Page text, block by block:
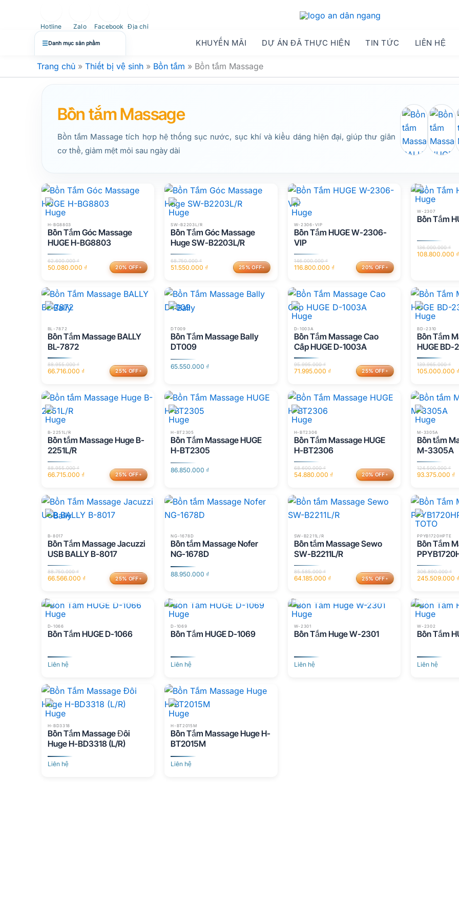
☰Danh mục sản phẩm
Hotline Zalo Facebook Địa chỉ
KHUYẾN MÃI DỰ ÁN ĐÃ THỰC HIỆN TIN TỨC LIÊN HỆ
Trang chủ » Thiết bị vệ sinh » Bồn tắm » Bồn tắm Massage
Bồn tắm Massage
Bồn tắm Massage tích hợp hệ thống sục nước, sục khí và kiểu dáng hiện đại, giúp thư giãn
cơ thể, giảm mệt mỏi sau ngày dài
H-BG8803
Bồn Tắm Góc Massage
HUGE H-BG8803
62.600.000₫
là:
62.600.000 ₫.
50.080.000 ₫
tại
là:
50.080.000 ₫.
20% OFF
SW-B2203L/R
Bồn Tắm Góc Massage
Huge SW-B2203L/R
68.750.000₫
là:
68.750.000 ₫.
51.550.000 ₫
tại
là:
51.550.000 ₫.
25% OFF
W-2306-VIP
Bồn Tắm HUGE W-2306-
VIP
146.000.000₫
là:
146.000.000 ₫.
116.800.000 ₫
tại
là:
116.800.000 ₫.
20% OFF
W-2307
Bồn Tắm
136.000.000₫
108.800.000 ₫
108.800.000 ₫.
BL-7872
Bồn Tắm Massage BALLY
BL-7872
88.955.000₫
là:
88.955.000 ₫.
66.716.000 ₫
tại
là:
66.716.000 ₫.
25% OFF
DT009
Bồn Tắm Massage Bally
DT009
65.550.000 ₫
D-1003A
Bồn Tắm Massage Cao
Cấp HUGE D-1003A
95.995.000₫
là:
95.995.000 ₫.
71.995.000 ₫
tại
là:
71.995.000 ₫.
25% OFF
BD-2310
Bồn Tắm
HUGE BD-
139.965.000₫
là:
139.965.000 ₫.
105.000.000 ₫
tại
là:
105.000.000 ₫.
B-2251L/R
Bồn tắm Massage Huge B-
2251L/R
88.955.000₫
là:
88.955.000 ₫.
66.715.000 ₫
tại
là:
66.715.000 ₫.
25% OFF
H-BT2305
Bồn Tắm Massage HUGE
H-BT2305
86.850.000 ₫
H-BT2306
Bồn Tắm Massage HUGE
H-BT2306
68.600.000₫
là:
68.600.000 ₫.
54.880.000 ₫
tại
là:
54.880.000 ₫.
20% OFF
M-3305A
Bồn tắm
M-3305A
124.500.000₫
là:
124.500.000
93.375.000 ₫
tại
là:
93.375.000 ₫.
B-8017
Bồn Tắm Massage Jacuzzi
USB BALLY B-8017
88.750.000₫
là:
88.750.000 ₫.
66.566.000 ₫
tại
là:
66.566.000 ₫.
25% OFF
NG-1678D
Bồn tắm Massage Nofer
NG-1678D
88.950.000 ₫
SW-B2211L/R
Bồn tắm Massage Sewo
SW-B2211L/R
85.585.000₫
là:
85.585.000 ₫.
64.185.000 ₫
tại
là:
64.185.000 ₫.
25% OFF
PPYB1720HPTE
Bồn Tắm
306.890.000₫
là:
306.890.000
245.509.000 ₫
tại
là:
245.509.000 ₫.
D-1066
Bồn Tắm HUGE D-1066
Liên hệ
D-1069
Bồn Tắm HUGE D-1069
Liên hệ
W-2301
Bồn Tắm Huge W-2301
Liên hệ
W-2302
Bồn Tắm
Liên hệ
H-BD3318
Bồn Tắm Massage Đôi
Huge H-BD3318 (L/R)
Liên hệ
H-BT2015M
Bồn Tắm Massage Huge H-
BT2015M
Liên hệ